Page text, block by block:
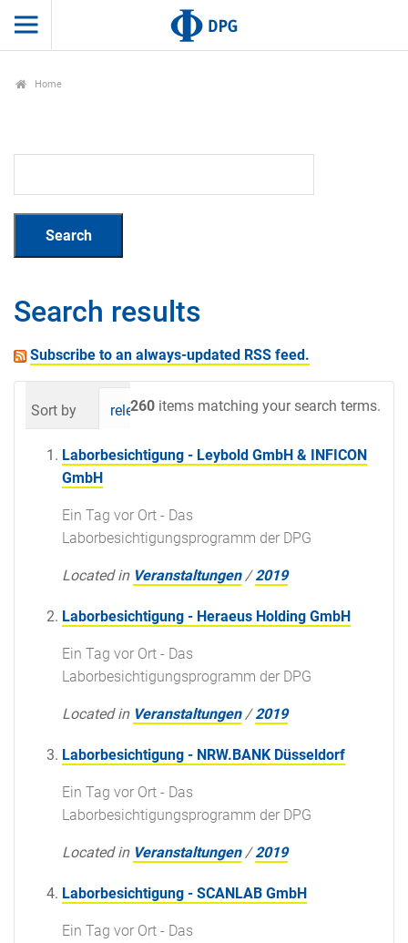
Home
Search results
Subscribe to an always-updated RSS feed.
260 items matching your search terms.
Sort by relevance date (newest first)
Laborbesichtigung - Leybold GmbH & INFICON
GmbH
Ein Tag vor Ort - Das
Laborbesichtigungsprogramm der DPG
Located in Veranstaltungen /2019
Laborbesichtigung - Heraeus Holding GmbH
Ein Tag vor Ort - Das
Laborbesichtigungsprogramm der DPG
Located in Veranstaltungen /2019
Laborbesichtigung - NRW.BANK Düsseldorf
Ein Tag vor Ort - Das
Laborbesichtigungsprogramm der DPG
Located in Veranstaltungen /2019
Laborbesichtigung - SCANLAB GmbH
Ein Tag vor Ort - Das